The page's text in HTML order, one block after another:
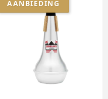
AANBIEDING